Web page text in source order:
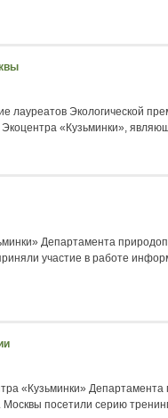
лауреатов Экологической
Экоцентра «Кузьминки»,
Департамента
участие в работе
«Кузьминки»
посетили серию